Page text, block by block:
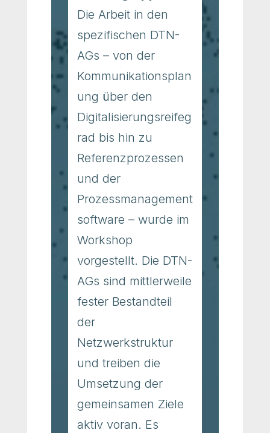
Die Arbeit in den
spezifischen DTN-
AGs – von der
Kommunikationsplan
ung über den
Digitalisierungsreifeg
rad bis hin zu
Referenzprozessen
und der
Prozessmanagement
software – wurde im
Workshop
vorgestellt. Die DTN-
AGs sind mittlerweile
fester Bestandteil
der
Netzwerkstruktur
und treiben die
Umsetzung der
gemeinsamen Ziele
aktiv voran. Es